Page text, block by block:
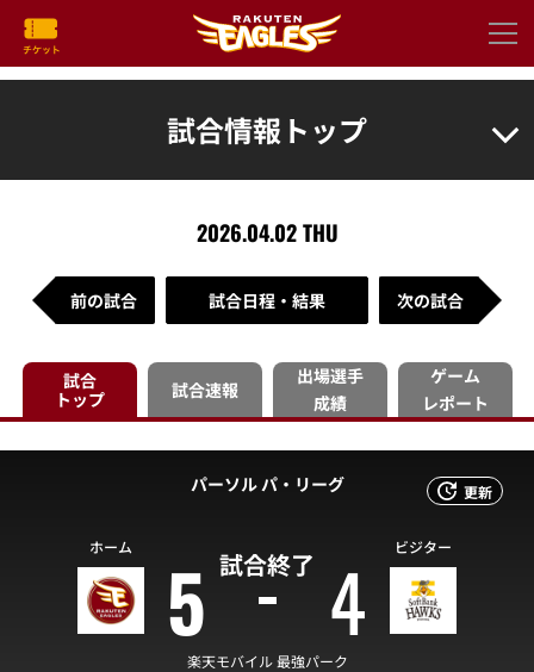
試合情報トップ
2026.04.02 THU
前の試合 試合日程・結果 次の試合
試合
トップ
試合速報
出場選手
成績
ゲーム
レポート
更新
パーソル パ・リーグ
試合終了
ホーム 5 4 ビジター
楽天モバイル 最強パーク